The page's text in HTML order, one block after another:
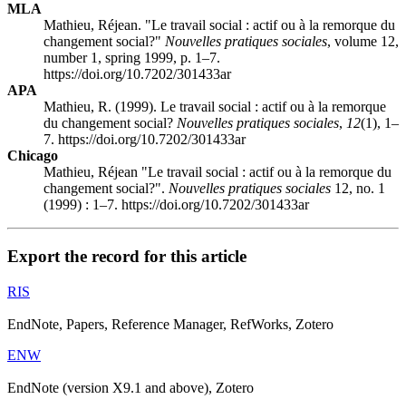
MLA
Mathieu, Réjean. "Le travail social : actif ou à la remorque du
changement social?" Nouvelles pratiques sociales, volume 12,
number 1, spring 1999, p. 1–7.
https://doi.org/10.7202/301433ar
APA
Mathieu, R. (1999). Le travail social : actif ou à la remorque
du changement social? Nouvelles pratiques sociales, 12(1), 1–
7. https://doi.org/10.7202/301433ar
Chicago
Mathieu, Réjean "Le travail social : actif ou à la remorque du
changement social?". Nouvelles pratiques sociales 12, no. 1
(1999) : 1–7. https://doi.org/10.7202/301433ar
Export the record for this article
RIS
EndNote, Papers, Reference Manager, RefWorks, Zotero
ENW
EndNote (version X9.1 and above), Zotero